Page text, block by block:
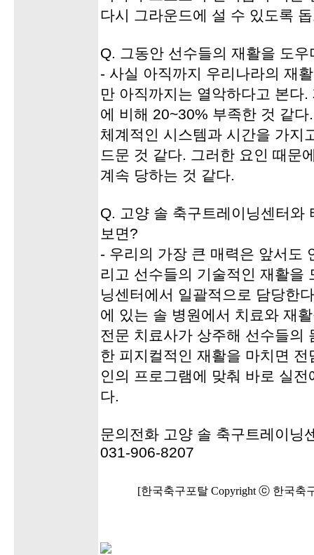
다시 그라운드에 설 수 있도록
Q. 그동안 선수들의 재활을 도
- 사실 아직까지 우리나라의 재
만 아직까지는 열악하다고 본다
에 비해 20~30% 부족한 것 같
체계적인 시스템과 시간을 가지
드문 것 같다. 그러한 요인 때문
계속 당하는 것 같다.
Q. 고양 솔 축구트레이닝센터와
보면?
- 우리의 가장 큰 매력은 앞서도
리고 선수들의 기술적인 재활을
닝센터에서 일괄적으로 담당한
에 있는 솔 병원에서 치료와 재
전문 치료사가 상주해 선수들의
한 피지컬적인 재활을 마치면
인의 프로그램에 맞춰 바로 실
다.
문의전화 고양 솔 축구트레이닝
031-906-8207
[한국축구포탈 Copyright ⓒ 한국축